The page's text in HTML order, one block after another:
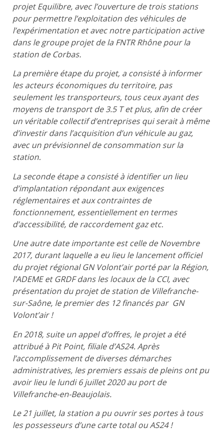
projet Equilibre, avec l’ouverture de trois stations
pour permettre l’exploitation des véhicules de
l’expérimentation et avec notre participation active
dans le groupe projet de la FNTR Rhône pour la
station de Corbas.
La première étape du projet, a consisté à informer
les acteurs économiques du territoire, pas
seulement les transporteurs, tous ceux ayant des
moyens de transport de 3.5 T et plus, afin de créer
un véritable collectif d’entreprises qui serait à même
d’investir dans l’acquisition d’un véhicule au gaz,
avec un prévisionnel de consommation sur la
station.
La seconde étape a consisté à identifier un lieu
d’implantation répondant aux exigences
réglementaires et aux contraintes de
fonctionnement, essentiellement en termes
d’accessibilité, de raccordement gaz etc.
Une autre date importante est celle de Novembre
2017, durant laquelle a eu lieu le lancement officiel
du projet régional GN Volont’air porté par la Région,
l’ADEME et GRDF dans les locaux de la CCI, avec
présentation du projet de station de Villefranche-
sur-Saône, le premier des 12 financés par GN
Volont’air !
En 2018, suite un appel d’offres, le projet a été
attribué à Pit Point, filiale d’AS24. Après
l’accomplissement de diverses démarches
administratives, les premiers essais de pleins ont pu
avoir lieu le lundi 6 juillet 2020 au port de
Villefranche-en-Beaujolais.
Le 21 juillet, la station a pu ouvrir ses portes à tous
les possesseurs d’une carte total ou AS24 !